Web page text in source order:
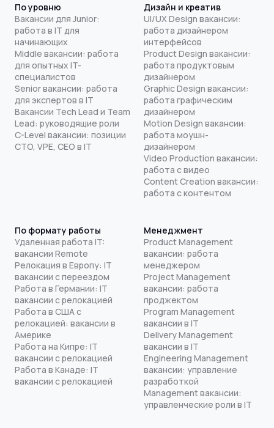
По уровню
Вакансии для Junior:
работа в IT для
начинающих
Middle вакансии: работа
для опытных IT-
специалистов
Senior вакансии: работа
для экспертов в IT
Вакансии Tech Lead и Team
Lead: руководящие роли
C-Level вакансии: позиции
CTO, VPE, CEO в IT
Дизайн и креатив
UI/UX Design вакансии:
работа дизайнером
интерфейсов
Product Design вакансии:
работа продуктовым
дизайнером
Graphic Design вакансии:
работа графическим
дизайнером
Motion Design вакансии:
работа моушн-
дизайнером
Video Production вакансии:
работа с видео
Content Creation вакансии:
работа с контентом
По формату работы
Удаленная работа IT:
вакансии Remote
Релокация в Европу: IT
вакансии с переездом
Работа в Германии: IT
вакансии с релокацией
Работа в США с
релокацией: вакансии в
Америке
Работа на Кипре: IT
вакансии с релокацией
Работа в Канаде: IT
вакансии с релокацией
Менеджмент
Product Management
вакансии: работа
менеджером
Project Management
вакансии: работа
проджектом
Program Management
вакансии в IT
Delivery Management
вакансии в IT
Engineering Management
вакансии: управление
разработкой
Management вакансии:
управленческие роли в IT